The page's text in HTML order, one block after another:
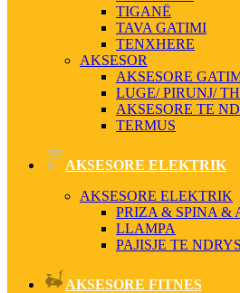
TIGANË
TAVA GATIMI
TENXHERE
AKSESOR
AKSESORE
LUGE/ PIRUNJ/
AKSESORE TE
TERMUS
AKSESORE ELEKTRIK
AKSESORE ELEKTRIK
PRIZA & SPINA &
LLAMPA
PAJISJE TE
AKSESORE FITNES